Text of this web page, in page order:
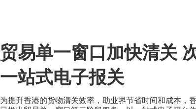
贸易单一窗口加快清关
一站式电子报关
为提升香港的货物清关效率，助业界节省时间和成本，